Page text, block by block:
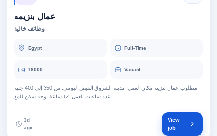
عمال بنزيمه
وظائف خالية
Egypt Full-Time
18000 Vacant
مطلوب عمال بنزينة مكان العمل: مدينة الشروق القبض اليومي: من 350 إلى 400 جنيه
3d
ago
View
job